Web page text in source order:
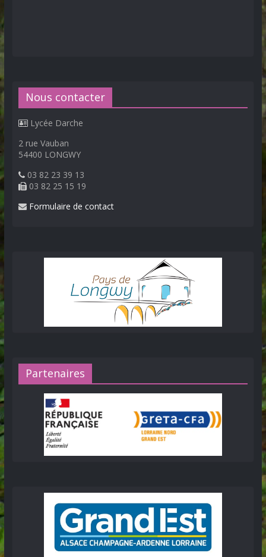
Nous contacter
Lycée Darche
2 rue Vauban
54400 LONGWY
03 82 23 39 13
03 82 25 15 19
Formulaire de contact
Partenaires